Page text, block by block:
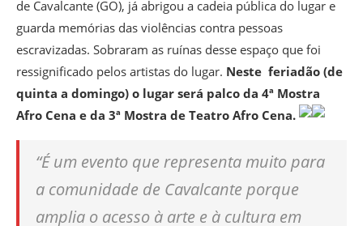
de Cavalcante (GO), já abrigou a cadeia pública do lugar e
guarda memórias das violências contra pessoas
escravizadas. Sobraram as ruínas desse espaço que foi
ressignificado pelos artistas do lugar. Neste feriadão (de
quinta a domingo) o lugar será palco da 4ª Mostra
Afro Cena e da 3ª Mostra de Teatro Afro Cena.
“É um evento que representa muito para
a comunidade de Cavalcante porque
amplia o acesso à arte e à cultura em